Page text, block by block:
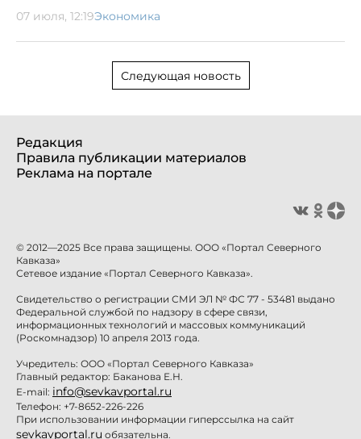
07 июля, 12:19Экономика
Следующая новость
Редакция
Правила публикации материалов
Реклама на портале
© 2012—2025 Все права защищены. ООО «Портал Северного
Кавказа»
Сетевое издание «Портал Северного Кавказа».
Свидетельство о регистрации СМИ ЭЛ № ФС 77 - 53481 выдано
Федеральной службой по надзору в сфере связи,
информационных технологий и массовых коммуникаций
(Роскомнадзор) 10 апреля 2013 года.
Учредитель: ООО «Портал Северного Кавказа»
Главный редактор: Баканова Е.Н.
E-mail: info@sevkavportal.ru
Телефон: +7-8652-226-226
При использовании информации гиперссылка на сайт
sevkavportal.ru обязательна.